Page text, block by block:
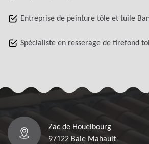
Entreprise de peinture tôle et tuile
Spécialiste en resserage de tirefond
Zac de Houelbourg
97122 Baie Mahault